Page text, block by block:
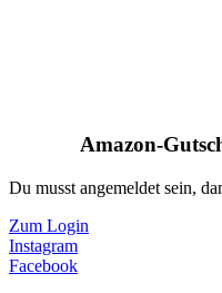
Amazon-
Du musst angemeldet sein,
Zum Login
Instagram
Facebook